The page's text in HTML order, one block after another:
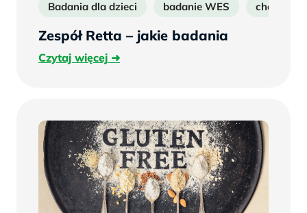
Badania dla dzieci badanie WES choroby
Zespół Retta – jakie badania
Czytaj więcejCzytaj